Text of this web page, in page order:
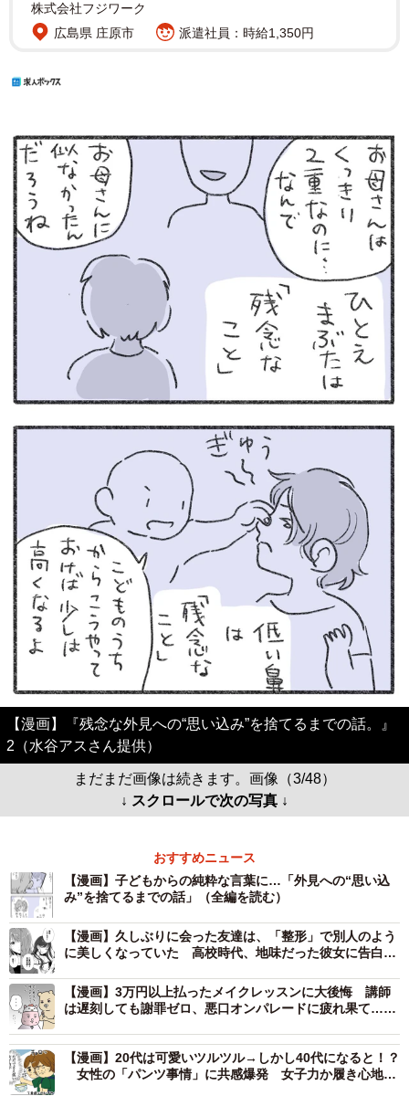
株式会社フジワーク
広島県 庄原市
派遣社員：時給1,350円
【漫画】『残念な外見への“思い込み”を捨てるまでの話。』
2（水谷アスさん提供）
まだまだ画像は続きます。画像（3/48）
↓ スクロールで次の写真 ↓
おすすめニュース
【漫画】子どもからの純粋な言葉に…「外見への“思い込
み”を捨てるまでの話」（全編を読む）
【漫画】久しぶりに会った友達は、「整形」で別人のよう
に美しくなっていた 高校時代、地味だった彼女に告白さ
【漫画】3万円以上払ったメイクレッスンに大後悔 講師
は遅刻しても謝罪ゼロ、悪口オンパレードに疲れ果て…帰
【漫画】20代は可愛いツルツル→しかし40代になると！？
女性の「パンツ事情」に共感爆発 女子力か履き心地